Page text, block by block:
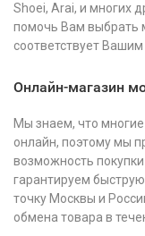
Shoei, Arai, и многих
помочь Вам выбрать
соответствует
Онлайн-магазин
Мы знаем, что
онлайн, поэтому мы
возможность
гарантируем
точку Москвы и
обмена товара в